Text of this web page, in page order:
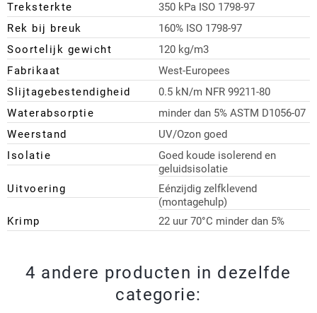
Treksterkte
350 kPa ISO 1798-97
Rek bij breuk
160% ISO 1798-97
Soortelijk gewicht
120 kg/m3
Fabrikaat
West-Europees
Slijtagebestendigheid
0.5 kN/m NFR 99211-80
Waterabsorptie
minder dan 5% ASTM D1056-07
Weerstand
UV/Ozon goed
Isolatie
Goed koude isolerend en
geluidsisolatie
Uitvoering
Eénzijdig zelfklevend
(montagehulp)
Krimp
22 uur 70°C minder dan 5%
4 andere producten in dezelfde
categorie: